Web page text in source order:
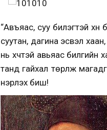
“Авъяас, суу билэгтэй
суутан, дагина эсвэл
нь хүчтэй авьяас
танд гайхал төрүүлж
үнэрлэх биш!